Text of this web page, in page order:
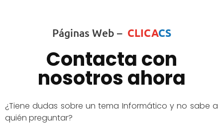
Páginas Web – CLICACS
Contacta con
nosotros ahora
¿Tiene dudas sobre un tema Informático y no sabe a
quién preguntar?